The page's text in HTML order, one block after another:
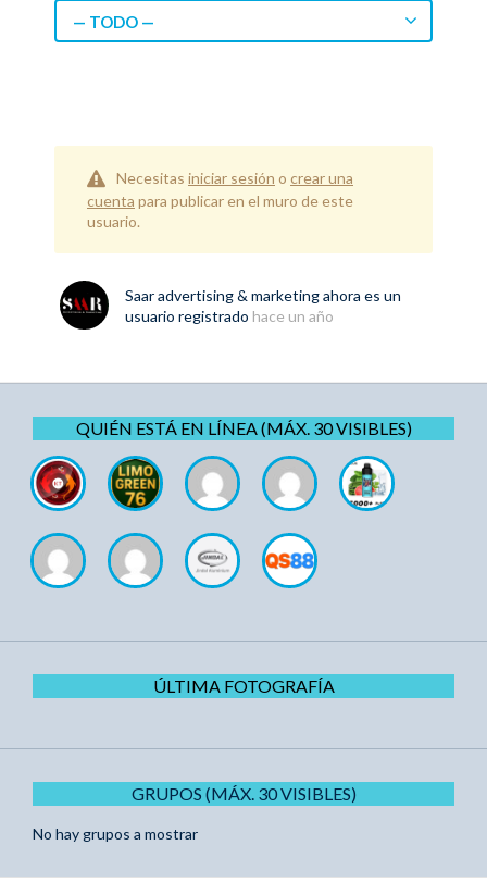
— TODO —
Necesitas iniciar sesión o crear una
cuenta para publicar en el muro de este
usuario.
Saar advertising & marketingahora es un
usuario registrado hace un año
QUIÉN ESTÁ EN LÍNEA (MÁX. 30 VISIBLES)
ÚLTIMA FOTOGRAFÍA
GRUPOS (MÁX. 30 VISIBLES)
No hay grupos a mostrar